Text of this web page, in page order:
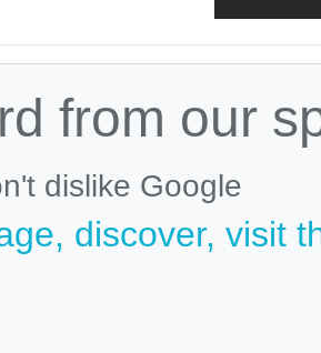
from our
dislike Google
discover, visit